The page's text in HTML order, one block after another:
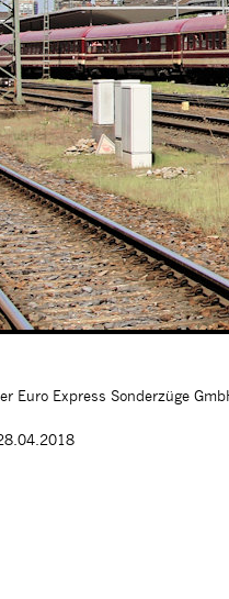
Euro Express Sonderzüge